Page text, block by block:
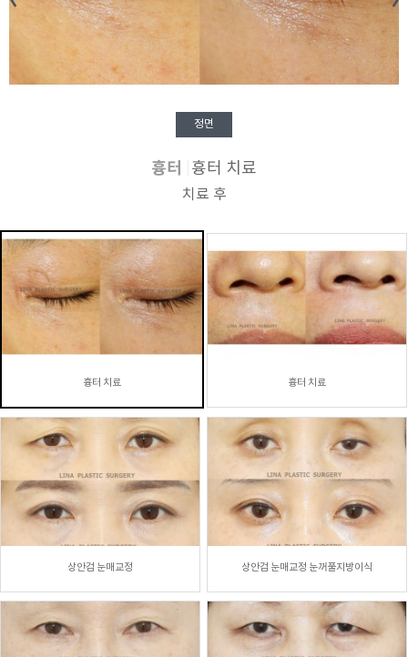
정면
흉터 흉터 치료
치료 후
흉터 치료 흉터 치료
상안검 눈매교정 상안검 눈매교정 눈꺼풀지방이식